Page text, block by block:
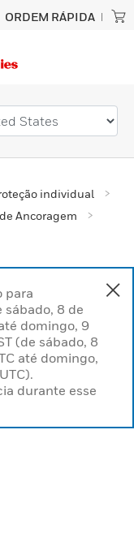
ORDEM RÁPIDA
individual
Ancoragem
para
8 de
domingo, 9
(de sábado, 8
até domingo,
durante esse